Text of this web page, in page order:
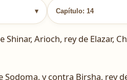
▾ Capítulo: 14
Arioch, rey de Elazar,
y contra Birsha, rey